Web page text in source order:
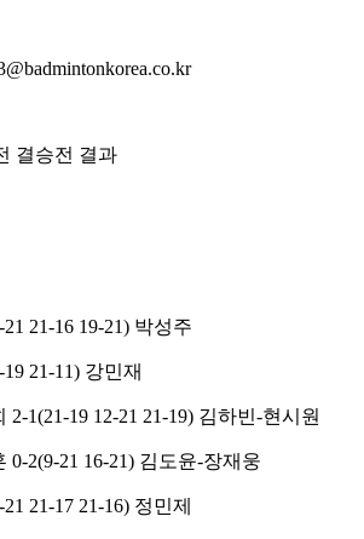
결승전 결과
21 21-16 19-21) 박성주
19 21-11) 강민재
2-1(21-19 12-21 21-19) 김하빈-현시원
0-2(9-21 16-21) 김도윤-장재웅
21 21-17 21-16) 정민제